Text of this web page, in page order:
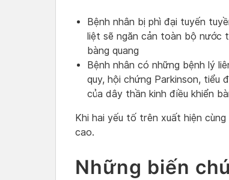
Bệnh nhân bị phì đại tuyến
liệt sẽ ngăn cản toàn bộ nước
bàng quang
Bệnh nhân có những bệnh lý
quy, hội chứng Parkinson,
của dây thần kinh điều khiển
Khi hai yếu tố trên xuất hiện
cao.
Những biến